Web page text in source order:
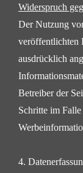
Widerspruch
Der Nutzung
veröffentlichten
ausdrücklich
Betreiber der
Schritte im
4.